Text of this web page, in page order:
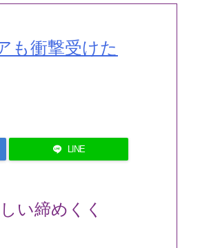
も衝撃受けた
LINE
い締めくく